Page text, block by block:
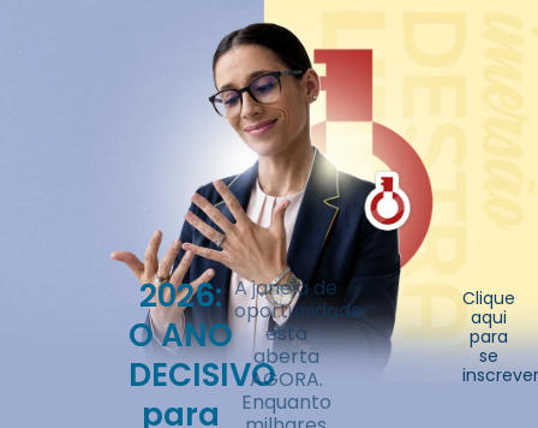
2026:
O ANO
DECISIVO
para
A janela de
oportunidade
está
aberta
AGORA.
Enquanto
Clique
aqui
para
se